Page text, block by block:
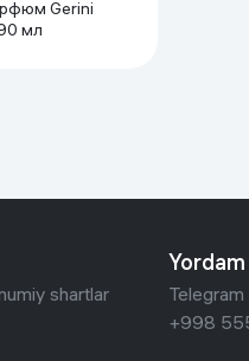
Gerini
мл
shartlar
Yordam
Telegram
+998